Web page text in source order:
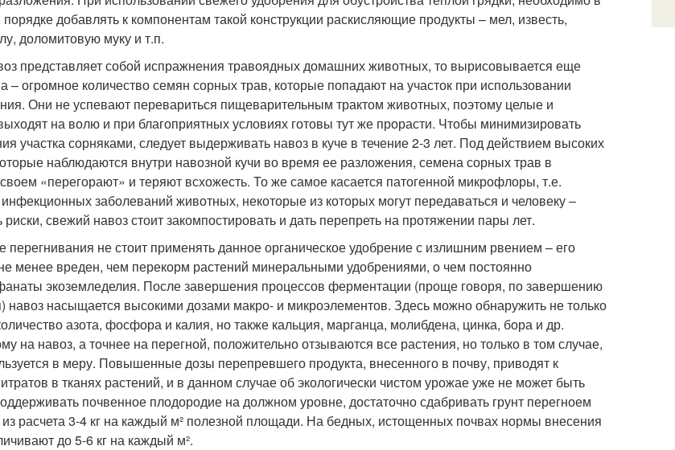
добавлять к компонентам такой конструкции раскисляющие продукты – мел, известь,
доломитовую муку и т.п.
представляет собой испражнения травоядных домашних животных, то вырисовывается еще
– огромное количество семян сорных трав, которые попадают на участок при использовании
Они не успевают перевариться пищеварительным трактом животных, поэтому целые и
на волю и при благоприятных условиях готовы тут же прорасти. Чтобы минимизировать
участка сорняками, следует выдерживать навоз в куче в течение 2-3 лет. Под действием высоких
наблюдаются внутри навозной кучи во время ее разложения, семена сорных трав в
«перегорают» и теряют всхожесть. То же самое касается патогенной микрофлоры, т.е.
инфекционных заболеваний животных, некоторые из которых могут передаваться и человеку –
риски, свежий навоз стоит закомпостировать и дать перепреть на протяжении пары лет.
перегнивания не стоит применять данное органическое удобрение с излишним рвением – его
менее вреден, чем перекорм растений минеральными удобрениями, о чем постоянно
экоземледелия. После завершения процессов ферментации (проще говоря, по завершению
навоз насыщается высокими дозами макро- и микроэлементов. Здесь можно обнаружить не только
азота, фосфора и калия, но также кальция, марганца, молибдена, цинка, бора и др.
на навоз, а точнее на перегной, положительно отзываются все растения, но только в том случае,
в меру. Повышенные дозы перепревшего продукта, внесенного в почву, приводят к
в тканях растений, и в данном случае об экологически чистом урожае уже не может быть
почвенное плодородие на должном уровне, достаточно сдабривать грунт перегноем
из расчета 3-4 кг на каждый м² полезной площади. На бедных, истощенных почвах нормы внесения
до 5-6 кг на каждый м².